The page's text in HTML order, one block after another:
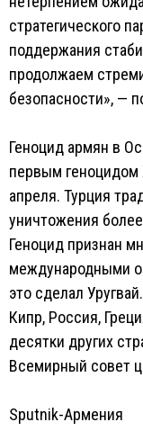
стратегического
поддержания
продолжаем
безопасности», —
Геноцид армян в
первым геноцидом
апреля. Турция
уничтожения
Геноцид признан
международными
это сделал
Кипр, Россия,
десятки других
Всемирный совет
Sputnik-Армения